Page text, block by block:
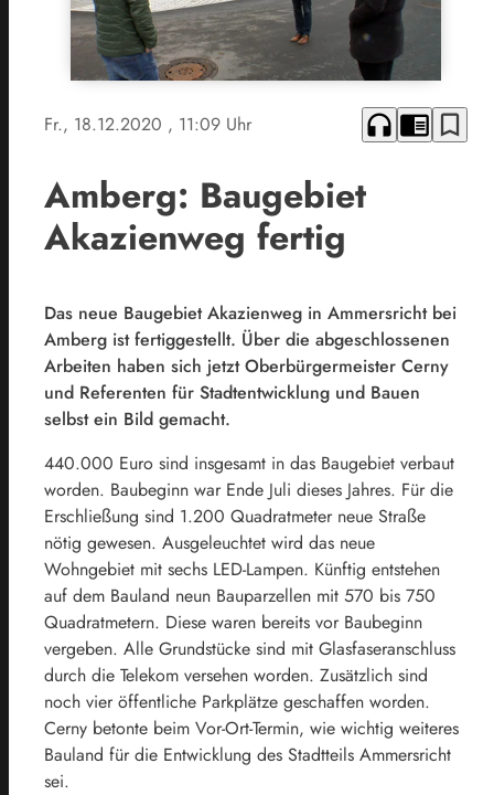
Fr., 18.12.2020 , 11:09 Uhr headphones chrome_reader_mode bookmark_border
Amberg: Baugebiet
Akazienweg fertig
Das neue Baugebiet Akazienweg in Ammersricht bei
Amberg ist fertiggestellt. Über die abgeschlossenen
Arbeiten haben sich jetzt Oberbürgermeister Cerny
und Referenten für Stadtentwicklung und Bauen
selbst ein Bild gemacht.
440.000 Euro sind insgesamt in das Baugebiet verbaut
worden. Baubeginn war Ende Juli dieses Jahres. Für die
Erschließung sind 1.200 Quadratmeter neue Straße
nötig gewesen. Ausgeleuchtet wird das neue
Wohngebiet mit sechs LED-Lampen. Künftig entstehen
auf dem Bauland neun Bauparzellen mit 570 bis 750
Quadratmetern. Diese waren bereits vor Baubeginn
vergeben. Alle Grundstücke sind mit Glasfaseranschluss
durch die Telekom versehen worden. Zusätzlich sind
noch vier öffentliche Parkplätze geschaffen worden.
Cerny betonte beim Vor-Ort-Termin, wie wichtig weiteres
Bauland für die Entwicklung des Stadtteils Ammersricht
sei.